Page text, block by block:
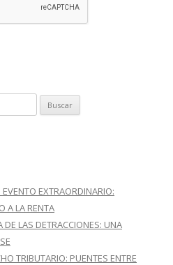
EXTRAORDINARIO:
A LA RENTA
DE LAS DETRACCIONES: UNA
TRIBUTARIO: PUENTES ENTRE